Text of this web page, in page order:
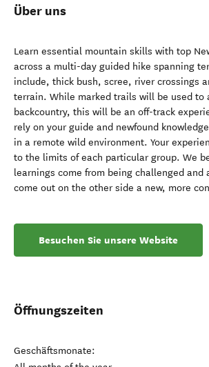
Über uns
Learn essential mountain skills with top
across a multi-day guided hike spanning
include, thick bush, scree, river crossings
terrain. While marked trails will be used to
backcountry, this will be an off-track
rely on your guide and newfound
in a remote wild environment. Your
to the limits of each particular group. We
learnings come from being challenged and
come out on the other side a new, more
Besuchen Sie unsere Website
Öffnungszeiten
Geschäftsmonate: